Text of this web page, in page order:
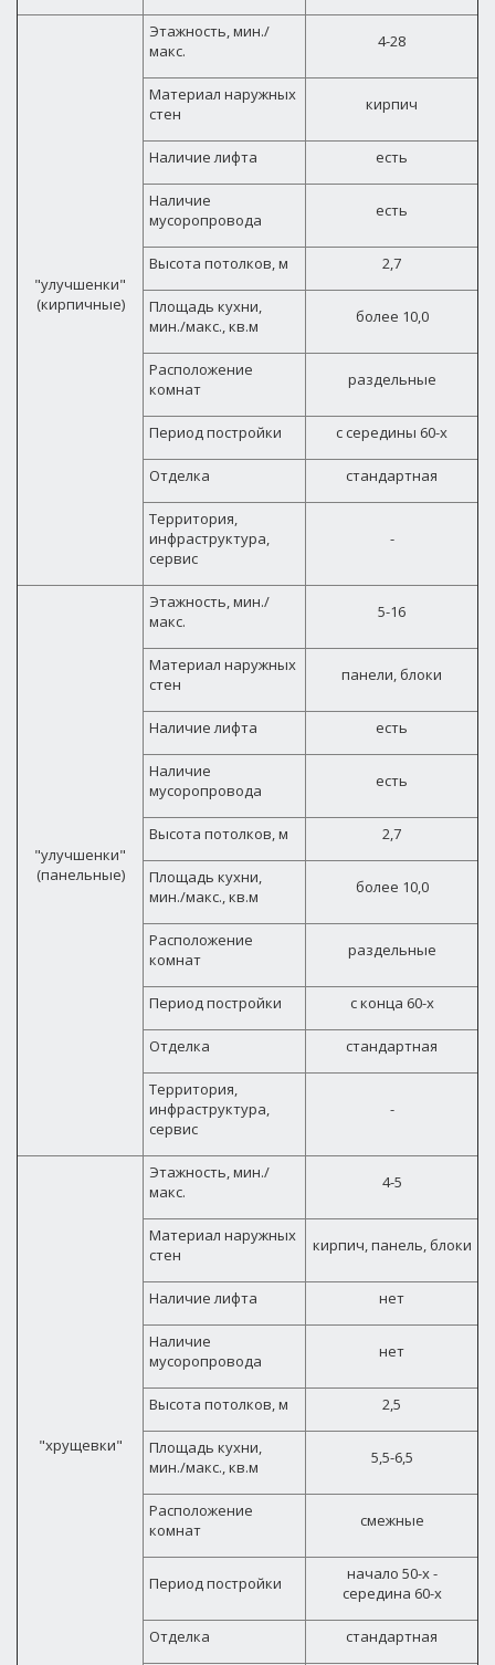
"улучшенки"
(кирпичные)
Этажность, мин./
макс.
4-28
Материал наружных
стен
кирпич
Наличие лифта есть
Наличие
мусоропровода
есть
Высота потолков, м 2,7
Площадь кухни,
мин./макс., кв.м
более 10,0
Расположение
комнат
раздельные
Период постройки с середины 60-х
Отделка стандартная
Территория,
инфраструктура,
сервис
-
"улучшенки"
(панельные)
Этажность, мин./
макс.
5-16
Материал наружных
стен
панели, блоки
Наличие лифта есть
Наличие
мусоропровода
есть
Высота потолков, м 2,7
Площадь кухни,
мин./макс., кв.м
более 10,0
Расположение
комнат
раздельные
Период постройки с конца 60-х
Отделка стандартная
Территория,
инфраструктура,
сервис
-
"хрущевки"
Этажность, мин./
макс.
4-5
Материал наружных
стен
кирпич, панель, блоки
Наличие лифта нет
Наличие
мусоропровода
нет
Высота потолков, м 2,5
Площадь кухни,
мин./макс., кв.м
5,5-6,5
Расположение
комнат
смежные
Период постройки
начало 50-х -
середина 60-х
Отделка стандартная